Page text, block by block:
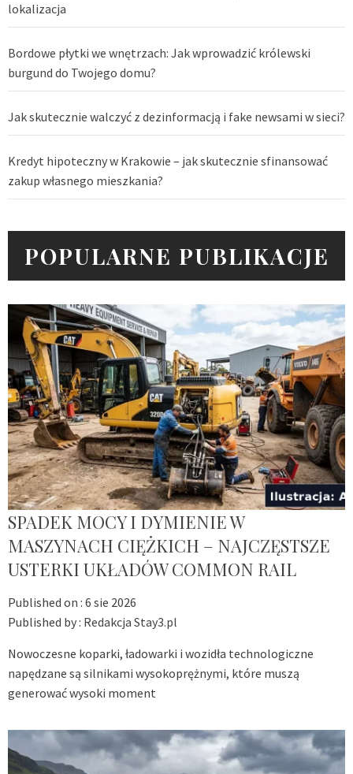
lokalizacja
Bordowe płytki we wnętrzach: Jak wprowadzić królewski
burgund do Twojego domu?
Jak skutecznie walczyć z dezinformacją i fake newsami w sieci?
Kredyt hipoteczny w Krakowie – jak skutecznie sfinansować
zakup własnego mieszkania?
POPULARNE PUBLIKACJE
SPADEK MOCY I DYMIENIE W
MASZYNACH CIĘŻKICH – NAJCZĘSTSZE
USTERKI UKŁADÓW COMMON RAIL
Published on : 6 sie 2026
Published by : Redakcja Stay3.pl
Nowoczesne koparki, ładowarki i wozidła technologiczne
napędzane są silnikami wysokoprężnymi, które muszą
generować wysoki moment